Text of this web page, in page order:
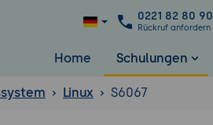
0221 82 80 90
Rückruf anfordern
Home Schulungen
Linux S6067